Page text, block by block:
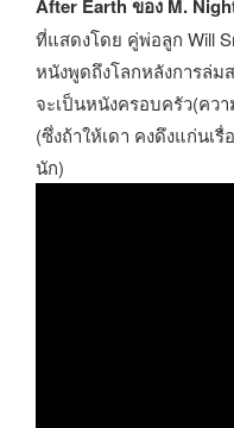
After Earth ของ M.
ที่แสดงโดย คู่พ่อลูก Will
หนังพูดถึงโลกหลังการล่ม
จะเป็นหนังครอบครัว(คว
(ซึ่งถ้าให้เดา คงดึงแก่นเ
นัก)